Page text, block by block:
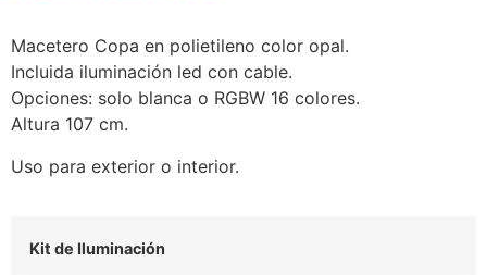
Macetero Copa en polietileno color opal.
Incluida iluminación led con cable.
Opciones: solo blanca o RGBW 16 colores.
Altura 107 cm.
Uso para exterior o interior.
Kit de Iluminación